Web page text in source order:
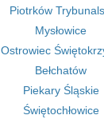
Piotrków
Mysłowice
Ostrowiec
Bełchatów
Piekary Śląskie
Świętochłowice